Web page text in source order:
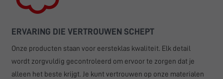
ERVARING DIE VERTROUWEN SCHEPT
Onze producten staan voor eersteklas kwaliteit. Elk detail
wordt zorgvuldig gecontroleerd om ervoor te zorgen dat je
alleen het beste krijgt. Je kunt vertrouwen op onze materialen